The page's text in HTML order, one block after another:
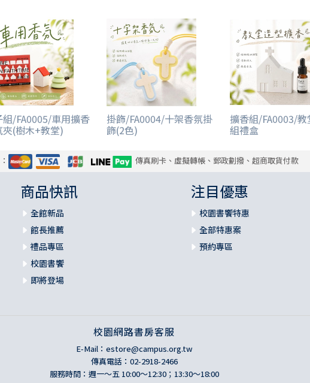
組/FA0005/車用擴香
夾(樹木+教堂)
掛飾/FA0004/十架香氛掛
飾(2色)
擴香組/FA0003/教
組禮盒
傳真刷卡、虛擬轉帳、郵政劃撥、超商取貨付款
商品快訊
全館新品
館長推薦
禮品專區
校園書饗
即將登場
注目優惠
校園書饗特惠
全部特惠案
預約專區
校園網路書房客服
E-Mail： estore@campus.org.tw
傳真電話：02-2918-2466
服務時間：週一～五 10:00～12:30；13:30～18:00